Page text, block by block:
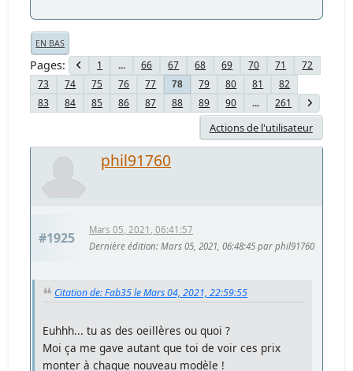
EN BAS
Pages 1 ... 66 67 68 69 70 71
72
73
74 75 76 77 78 79 80 81
82
83
84 85 86 87 88 89 90 ... 261
Actions de l'utilisateur
phil91760
#1925
Mars 05, 2021, 06:41:57
Dernière édition: Mars 05, 2021, 06:48:45 par phil91760
Citation de: Fab35 le Mars 04, 2021, 22:59:55
Euhhh... tu as des oeillères ou quoi ?
Moi ça me gave autant que toi de voir ces prix
monter à chaque nouveau modèle !